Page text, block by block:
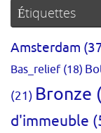
Étiquettes
Amsterdam
Bas_relief(18)
(21) Bronze
d'immeuble